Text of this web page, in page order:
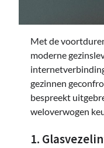
Met de
moderne
gezinnen
bespreekt
weloverwogen
1.